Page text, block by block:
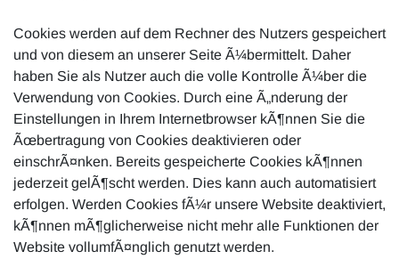
Cookies werden auf dem Rechner des Nutzers gespeichert
und von diesem an unserer Seite Ã¼bermittelt. Daher
haben Sie als Nutzer auch die volle Kontrolle Ã¼ber die
Verwendung von Cookies. Durch eine Ã„nderung der
Einstellungen in Ihrem Internetbrowser kÃ¶nnen Sie die
Ãœbertragung von Cookies deaktivieren oder
einschrÃ¤nken. Bereits gespeicherte Cookies kÃ¶nnen
jederzeit gelÃ¶scht werden. Dies kann auch automatisiert
erfolgen. Werden Cookies fÃ¼r unsere Website deaktiviert,
kÃ¶nnen mÃ¶glicherweise nicht mehr alle Funktionen der
Website vollumfÃ¤nglich genutzt werden.